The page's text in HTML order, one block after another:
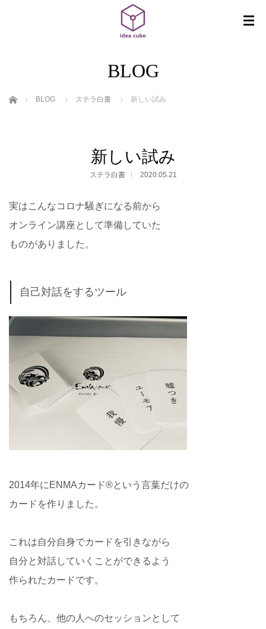
BLOG
ホーム BLOG ステラ白書 新しい試み
新しい試み
ステラ白書 2020.05.21
実はこんなコロナ騒ぎになる前から
オンライン講座として準備していた
ものがありました。
自己対話をするツール
2014年にENMAカード®️という言葉だけの
カードを作りました。
これは自分自身でカードを引きながら
自分と対話していくことができるよう
作られたカードです。
もちろん、他の人へのセッションとして